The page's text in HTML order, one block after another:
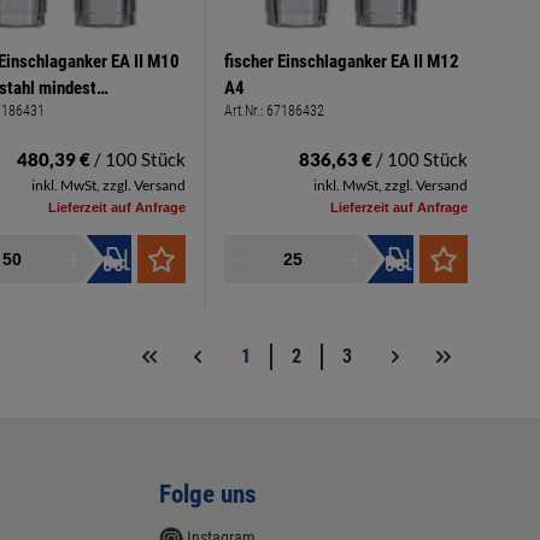
EA II M10
mindest
40mm
480,39 € / 100 Stück
inkl. MwSt, zzgl. Versand
Lieferzeit auf Anfrage
fischer Einschlaganker EA II M12
A4
Art.Nr.: 67186432
836,63 € / 100 Stück
inkl. MwSt, zzgl. Versand
Lieferzeit auf Anfrage
1 2 3
Folge uns